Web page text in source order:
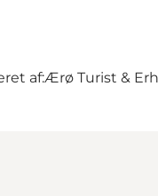
af:Ærø Turist &